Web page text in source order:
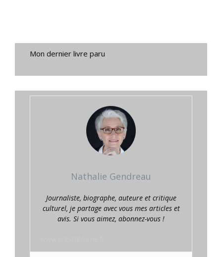
Mon dernier livre paru
Nathalie Gendreau
Journaliste, biographe, auteure et critique
culturel, je partage avec vous mes articles et
avis. Si vous aimez, abonnez-vous !